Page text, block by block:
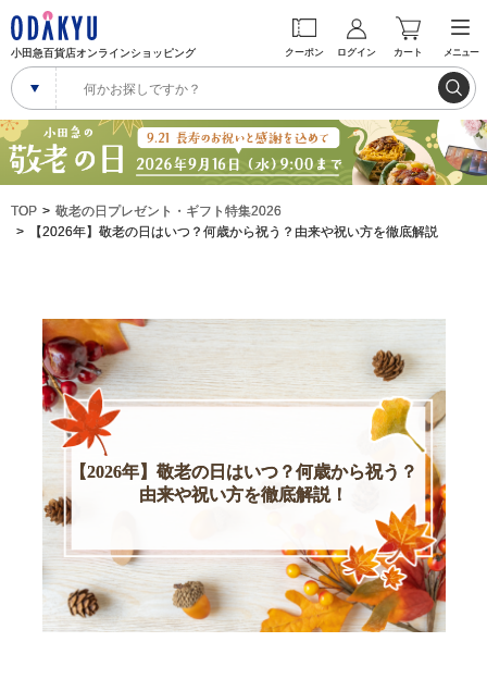
小田急百貨店オンラインショッピング クーポン ログイン カート メニュー
TOP
敬老の日プレゼント・ギフト特集2026
【2026年】敬老の日はいつ？何歳から祝う？由来や祝い方を徹底解説
【2026年】敬老の日はいつ？何歳から祝う？
由来や祝い方を徹底解説！